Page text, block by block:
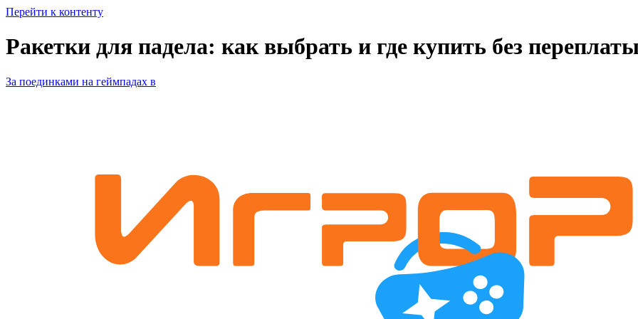
Перейти к контенту
Ракетки для падела: как выбрать и где купить без
За поединками на геймпадах в